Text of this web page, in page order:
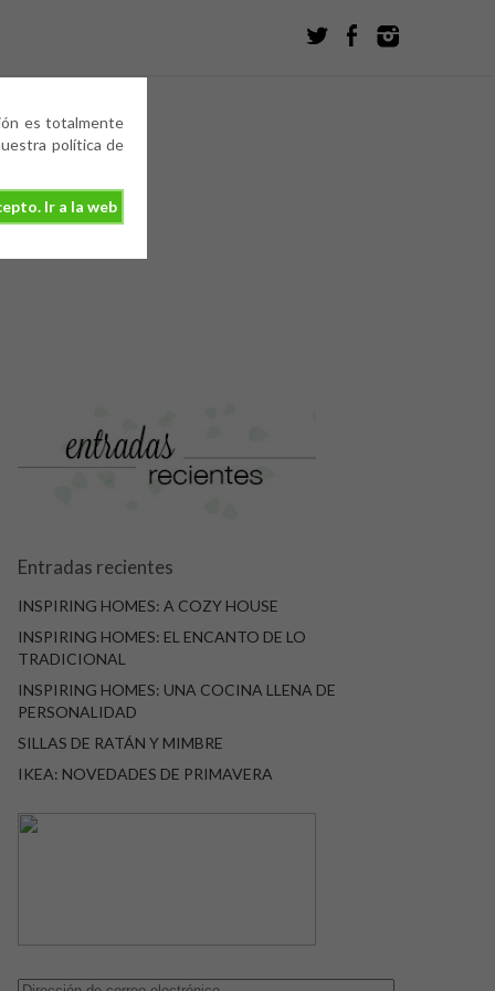
es totalmente
política de
Ir a la web
Entradas recientes
INSPIRING HOMES: A COZY HOUSE
INSPIRING HOMES: EL ENCANTO DE LO
TRADICIONAL
INSPIRING HOMES: UNA COCINA LLENA DE
PERSONALIDAD
SILLAS DE RATÁN Y MIMBRE
IKEA: NOVEDADES DE PRIMAVERA